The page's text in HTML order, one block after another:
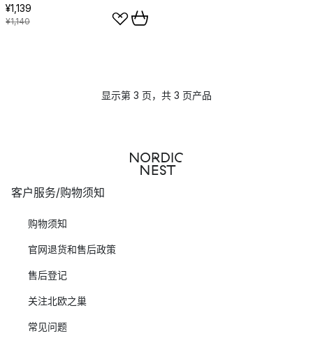
¥1,139
¥1,140
显示第 3 页，共 3 页产品
客户服务/购物须知
购物须知
官网退货和售后政策
售后登记
关注北欧之巢
常见问题